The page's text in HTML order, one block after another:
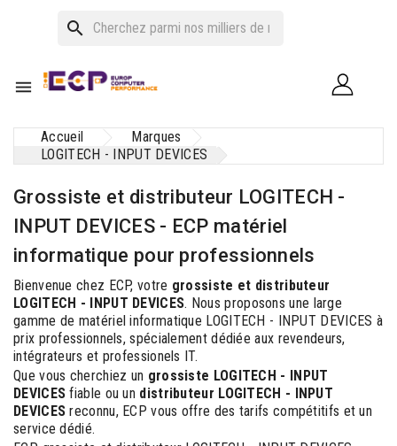
search

Accueil
Marques
LOGITECH - INPUT DEVICES
Grossiste et distributeur LOGITECH -
INPUT DEVICES - ECP matériel
informatique pour professionnels
Bienvenue chez ECP, votre grossiste et distributeur
LOGITECH - INPUT DEVICES. Nous proposons une large
gamme de matériel informatique LOGITECH - INPUT DEVICES à
prix professionnels, spécialement dédiée aux revendeurs,
intégrateurs et professionels IT.
Que vous cherchiez un grossiste LOGITECH - INPUT
DEVICES fiable ou un distributeur LOGITECH - INPUT
DEVICES reconnu, ECP vous offre des tarifs compétitifs et un
service dédié.